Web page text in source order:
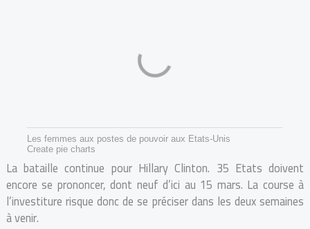
Les femmes aux postes de pouvoir aux Etats-Unis
Create pie charts
La bataille continue pour Hillary Clinton. 35 Etats doivent
encore se prononcer, dont neuf d’ici au 15 mars. La course à
l’investiture risque donc de se préciser dans les deux semaines
à venir.